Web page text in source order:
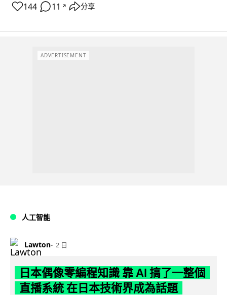
144 11 ↗ 分享
ADVERTISEMENT
人工智能
Lawton 2 日
日本偶像零編程知識 靠 AI 搞了一整個
直播系統 在日本技術界成為話題